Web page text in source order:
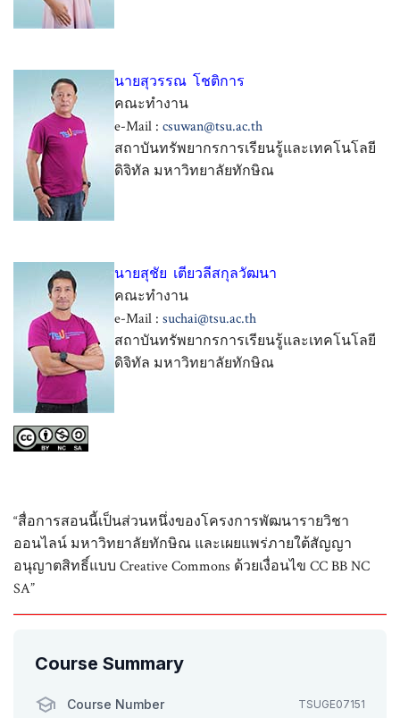
นายสุวรรณ โชติการ
คณะทำงาน
e-Mail : csuwan@tsu.ac.th
สถาบันทรัพยากรการเรียนรู้และเทคโนโลยี
ดิจิทัล มหาวิทยาลัยทักษิณ
นายสุชัย เตียวลีสกุลวัฒนา
คณะทำงาน
e-Mail : suchai@tsu.ac.th
สถาบันทรัพยากรการเรียนรู้และเทคโนโลยี
ดิจิทัล มหาวิทยาลัยทักษิณ
“สื่อการสอนนี้เป็นส่วนหนึ่งของโครงการพัฒนารายวิชา
ออนไลน์ มหาวิทยาลัยทักษิณ และเผยแพร่ภายใต้สัญญา
อนุญาตสิทธิ์แบบ Creative Commons ด้วยเงื่อนไข CC BB NC
SA”
Course Summary
Course Number TSUGE07151